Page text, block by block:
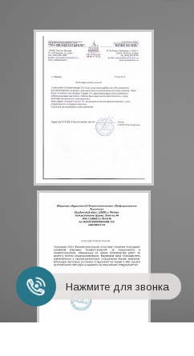
Нажмите для звонка